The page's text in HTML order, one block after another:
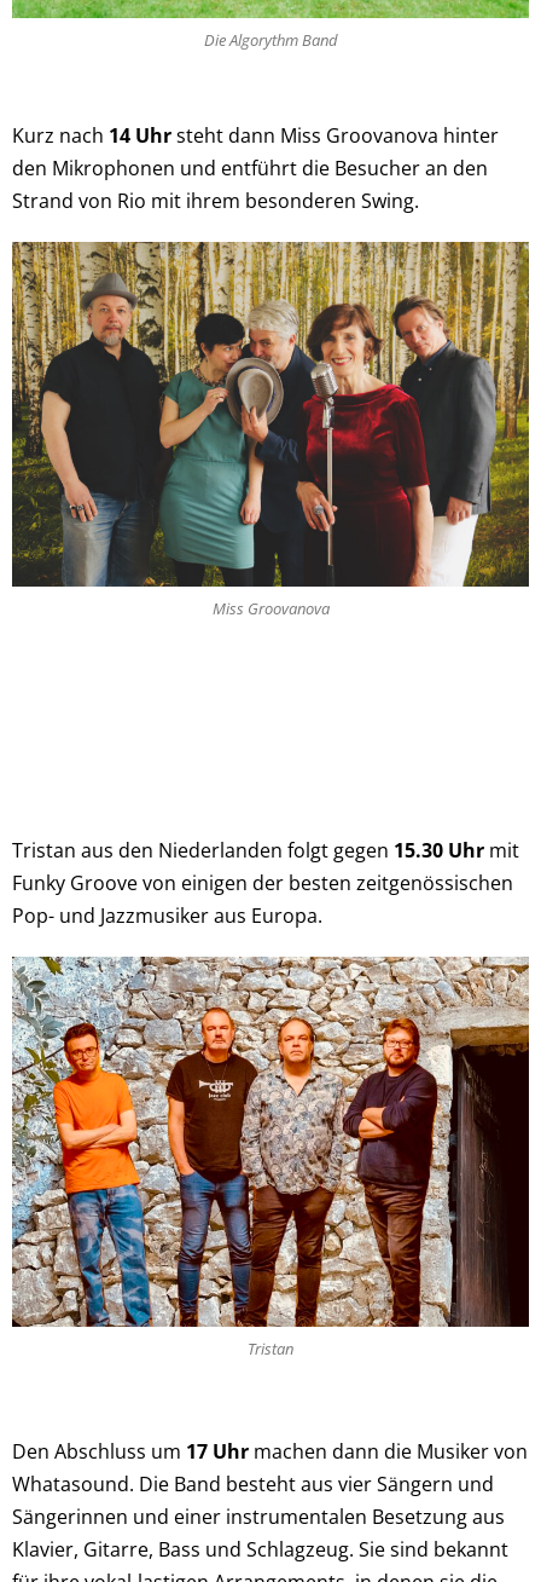
Die Algorythm Band
Kurz nach 14 Uhrsteht dann Miss Groovanova hinter
den Mikrophonen und entführt die Besucher an den
Strand von Rio mit ihrem besonderen Swing.
Miss Groovanova
Tristan aus den Niederlanden folgt gegen 15.30 Uhr mit
Funky Groove von einigen der besten zeitgenössischen
Pop- und Jazzmusiker aus Europa.
Tristan
Den Abschluss um 17 Uhr machen dann die Musiker von
Whatasound. Die Band besteht aus vier Sängern und
Sängerinnen und einer instrumentalen Besetzung aus
Klavier, Gitarre, Bass und Schlagzeug. Sie sind bekannt